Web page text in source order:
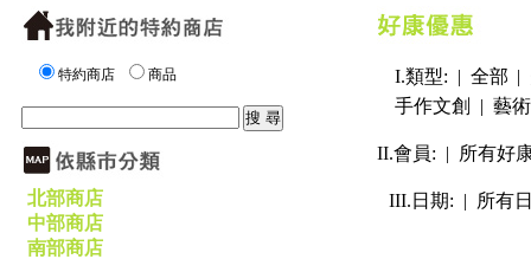
特約商店 商品
北部商店
中部商店
南部商店
I.類型: | 全部 |
手作文創
| 藝
II.會員: | 所有好
III.日期: | 所有